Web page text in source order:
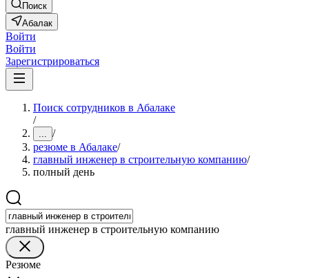
Поиск
Абалак
Войти
Войти
Зарегистрироваться
Поиск сотрудников в Абалаке
/
... /
резюме в Абалаке/
главный инженер в строительную компанию/
полный день
главный инженер в строительную компанию
Резюме